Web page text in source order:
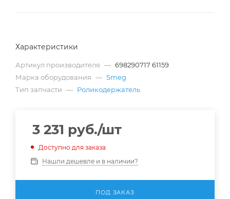
Характеристики
Артикул производителя — 698290717 61159
Марка оборудования — Smeg
Тип запчасти — Роликодержатель
3 231 руб./шт
Доступно для заказа
Нашли дешевле и в наличии?
ПОД ЗАКАЗ